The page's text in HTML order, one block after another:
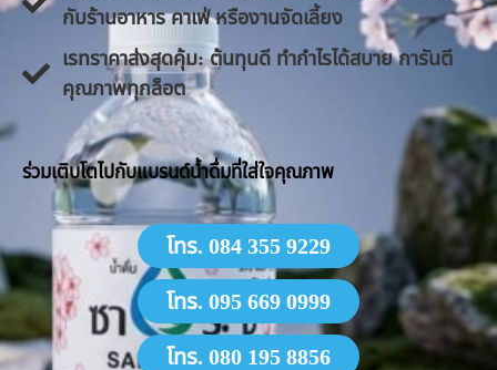
กับร้านอาหาร คาเฟ่ หรืองานจัดเลี้ยง
​เรทราคาส่งสุดคุ้ม: ต้นทุนดี ทำกำไรได้สบาย การันตี
คุณภาพทุกล็อต
​ร่วมเติบโตไปกับแบรนด์น้ำดื่มที่ใส่ใจคุณภาพ
โทร. 084 355 9229
โทร. 095 669 0999
โทร. 080 195 8856